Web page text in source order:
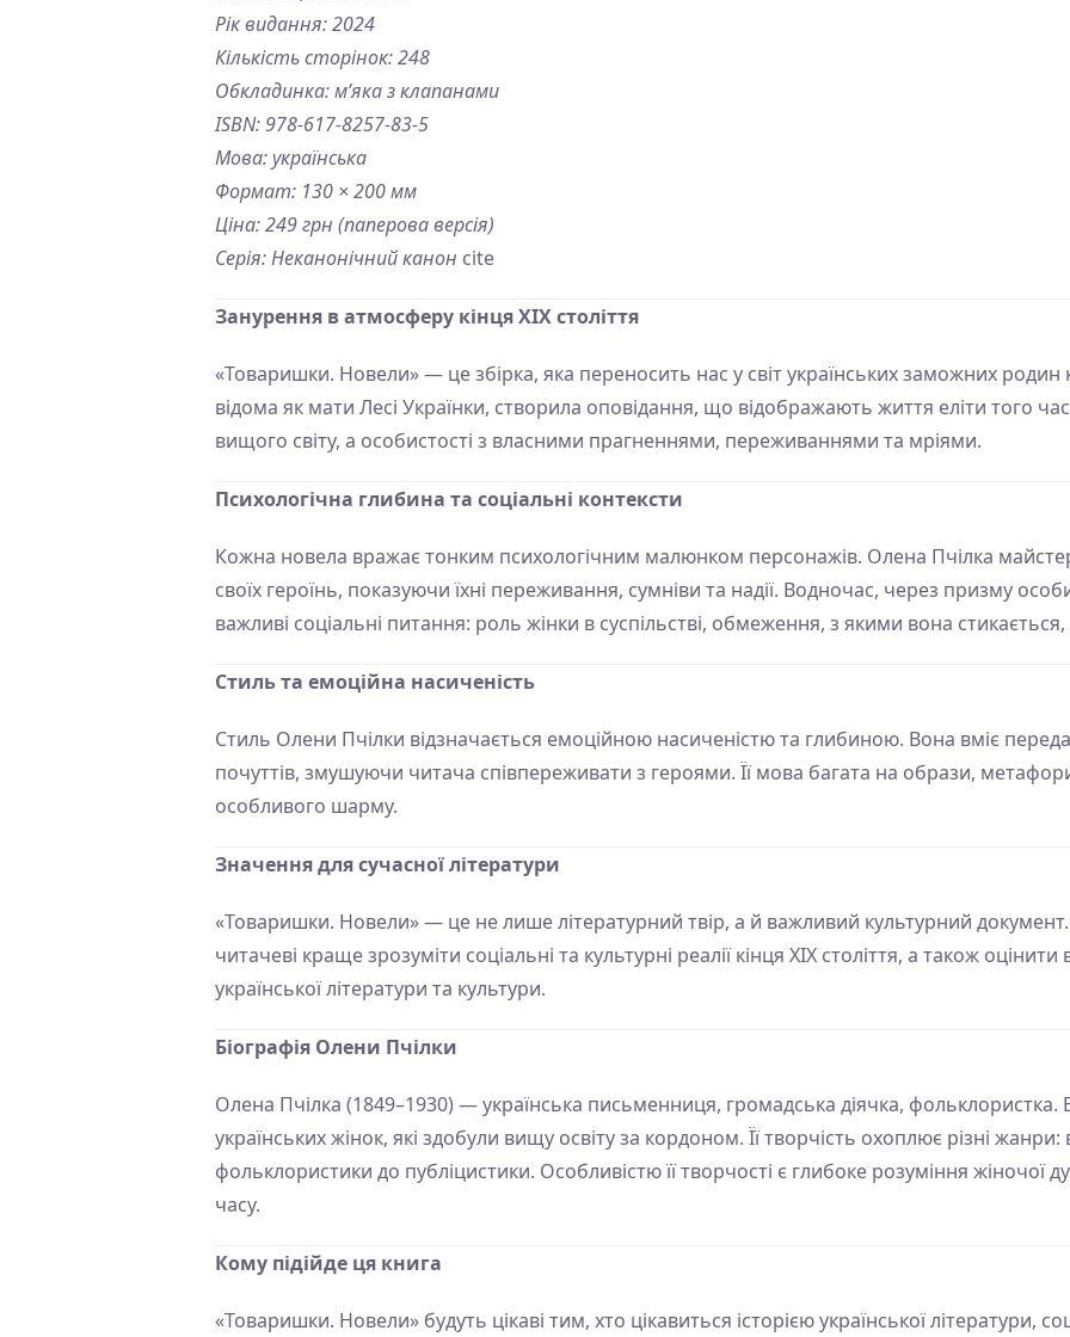
Рік видання: 2024
Кількість сторінок: 248
Обкладинка: м’яка з клапанами
ISBN: 978-617-8257-83-5
Мова: українська
Формат: 130 × 200 мм
Ціна: 249 грн (паперова версія)
Серія: Неканонічний канон cite
Занурення в атмосферу кінця ХІХ століття
«Товаришки. Новели» — це збірка, яка переносить нас у світ українських заможних родин
відома як мати Лесі Українки, створила оповідання, що відображають життя еліти того
вищого світу, а особистості з власними прагненнями, переживаннями та мріями.
Психологічна глибина та соціальні контексти
Кожна новела вражає тонким психологічним малюнком персонажів. Олена Пчілка
своїх героїнь, показуючи їхні переживання, сумніви та надії. Водночас, через призму
важливі соціальні питання: роль жінки в суспільстві, обмеження, з якими вона
Стиль та емоційна насиченість
Стиль Олени Пчілки відзначається емоційною насиченістю та глибиною. Вона вміє
почуттів, змушуючи читача співпереживати з героями. Її мова багата на образи,
особливого шарму.
Значення для сучасної літератури
«Товаришки. Новели» — це не лише літературний твір, а й важливий культурний
читачеві краще зрозуміти соціальні та культурні реалії кінця ХІХ століття, а також
української літератури та культури.
Біографія Олени Пчілки
Олена Пчілка (1849–1930) — українська письменниця, громадська діячка,
українських жінок, які здобули вищу освіту за кордоном. Її творчість охоплює різні жанри:
фольклористики до публіцистики. Особливістю її творчості є глибоке розуміння жіночої
часу.
Кому підійде ця книга
«Товаришки. Новели» будуть цікаві тим, хто цікавиться історією української літератури,